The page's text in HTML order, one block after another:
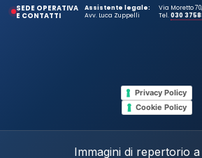
SEDE OPERATIVA
E CONTATTI
Assistente legale:
Avv. Luca Zuppelli
Via Moretto
Tel.030
Privacy Policy
Cookie Policy
Immagini di repertorio